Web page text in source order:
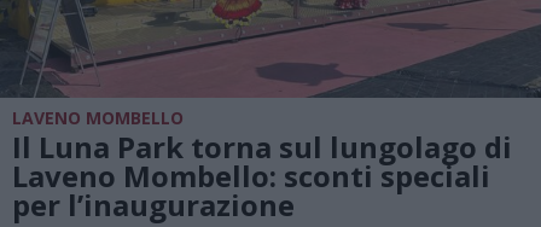
LAVENO MOMBELLO
Il Luna Park torna sul lungolago di
Laveno Mombello: sconti speciali
per l’inaugurazione